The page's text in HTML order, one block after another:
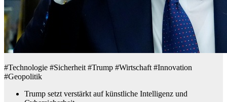
#Technologie #Sicherheit #Trump #Wirtschaft #Innovation
#Geopolitik
Trump setzt verstärkt auf künstliche Intelligenz und